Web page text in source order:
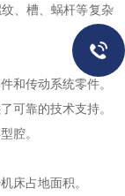
、槽、蜗杆等复杂
传动系统零件。
靠的技术支持。
腔。
床占地面积。